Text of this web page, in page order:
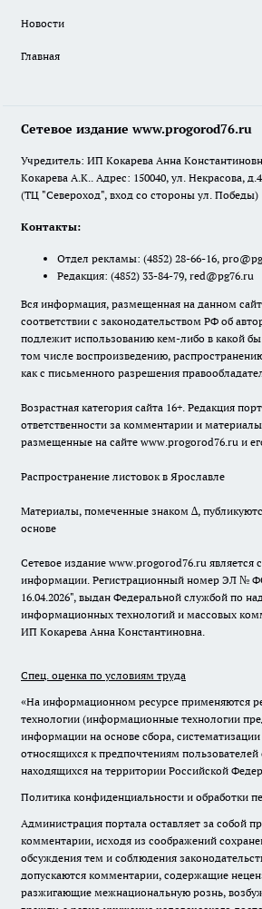
Новости
Главная
Сетевое издание www.progorod76.ru
Учредитель: ИП Кокарева Анна
Кокарева А.К.. Адрес: 150040, ул. Некрасова,
(ТЦ "Североход", вход со стороны ул. Победы)
Контакты:
Отдел рекламы: (4852) 28-66-16,
Редакция: (4852) 33-84-79, red@pg76.ru
Вся информация, размещенная на данном
соответствии с законодательством РФ об
подлежит использованию кем-либо в какой
том числе воспроизведению,
как с письменного разрешения
Возрастная категория сайта 16+. Редакция
ответственности за комментарии и
размещенные на сайте www.progorod76.ru и
Распространение листовок в Ярославле
Материалы, помеченные знаком ∆,
основе
Сетевое издание www.progorod76.ru является
информации. Регистрационный номер ЭЛ №
16.04.2026", выдан Федеральной службой по
информационных технологий и массовых
ИП Кокарева Анна Константиновна.
Спец. оценка по условиям труда
«На информационном ресурсе применяются
технологии (информационные технологии
информации на основе сбора,
относящихся к предпочтениям пользователей
находящихся на территории Российской
Политика конфиденциальности и обработки
Администрация портала оставляет за собой
комментарии, исходя из соображений
обсуждения тем и соблюдения
допускаются комментарии, содержащие
разжигающие межнациональную рознь,